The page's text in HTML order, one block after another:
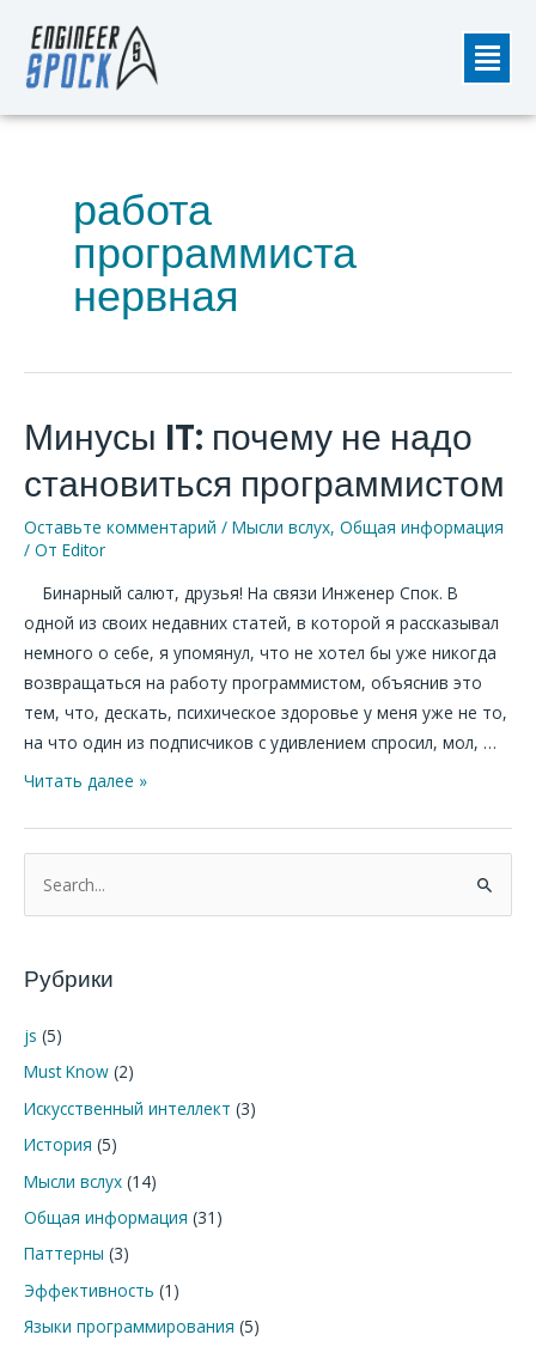
содержимому
работа
программиста
нервная
Минусы IT: почему не надо
становиться программистом
Оставьте комментарий / Мысли вслух, Общая информация
/ От Editor
Бинарный салют, друзья! На связи Инженер Спок. В
одной из своих недавних статей, в которой я рассказывал
немного о себе, я упомянул, что не хотел бы уже никогда
возвращаться на работу программистом, объяснив это
тем, что, дескать, психическое здоровье у меня уже не то,
на что один из подписчиков с удивлением спросил, мол, …
Минусы
IT:
почему
не
надо
программистом
Читать далее »
о
с
:
Рубрики
js (5)
Must Know (2)
Искусственный интеллект (3)
История (5)
Мысли вслух (14)
Общая информация (31)
Паттерны (3)
Эффективность (1)
Языки программирования (5)